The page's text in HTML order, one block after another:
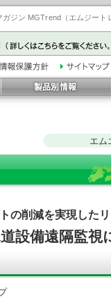
ジン MGTrend（エムジート
エム
の削減を実現した
設備遠隔監視